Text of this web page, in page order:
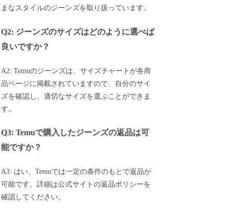
まなスタイルのジーンズを取り扱っています。
Q2: ジーンズのサイズはどのように選べば
良いですか？
A2: Temuのジーンズは、サイズチャートが各商
品ページに掲載されていますので、自分のサイ
ズを確認し、適切なサイズを選ぶことができま
す。
Q3: Temuで購入したジーンズの返品は可
能ですか？
A3: はい、Temuでは一定の条件のもとで返品が
可能です。詳細は公式サイトの返品ポリシーを
確認してください。